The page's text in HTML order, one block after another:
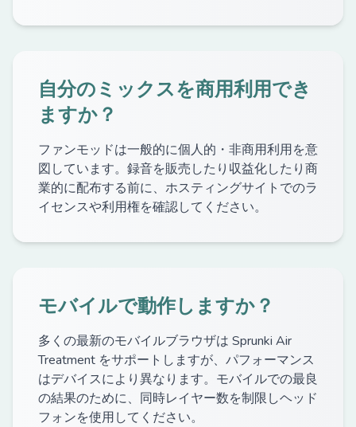
自分のミックスを商用利用でき
ますか？
ファンモッドは一般的に個人的・非商用利用を意
図しています。録音を販売したり収益化したり商
業的に配布する前に、ホスティングサイトでのラ
イセンスや利用権を確認してください。
モバイルで動作しますか？
多くの最新のモバイルブラウザは Sprunki Air
Treatment をサポートしますが、パフォーマンス
はデバイスにより異なります。モバイルでの最良
の結果のために、同時レイヤー数を制限しヘッド
フォンを使用してください。